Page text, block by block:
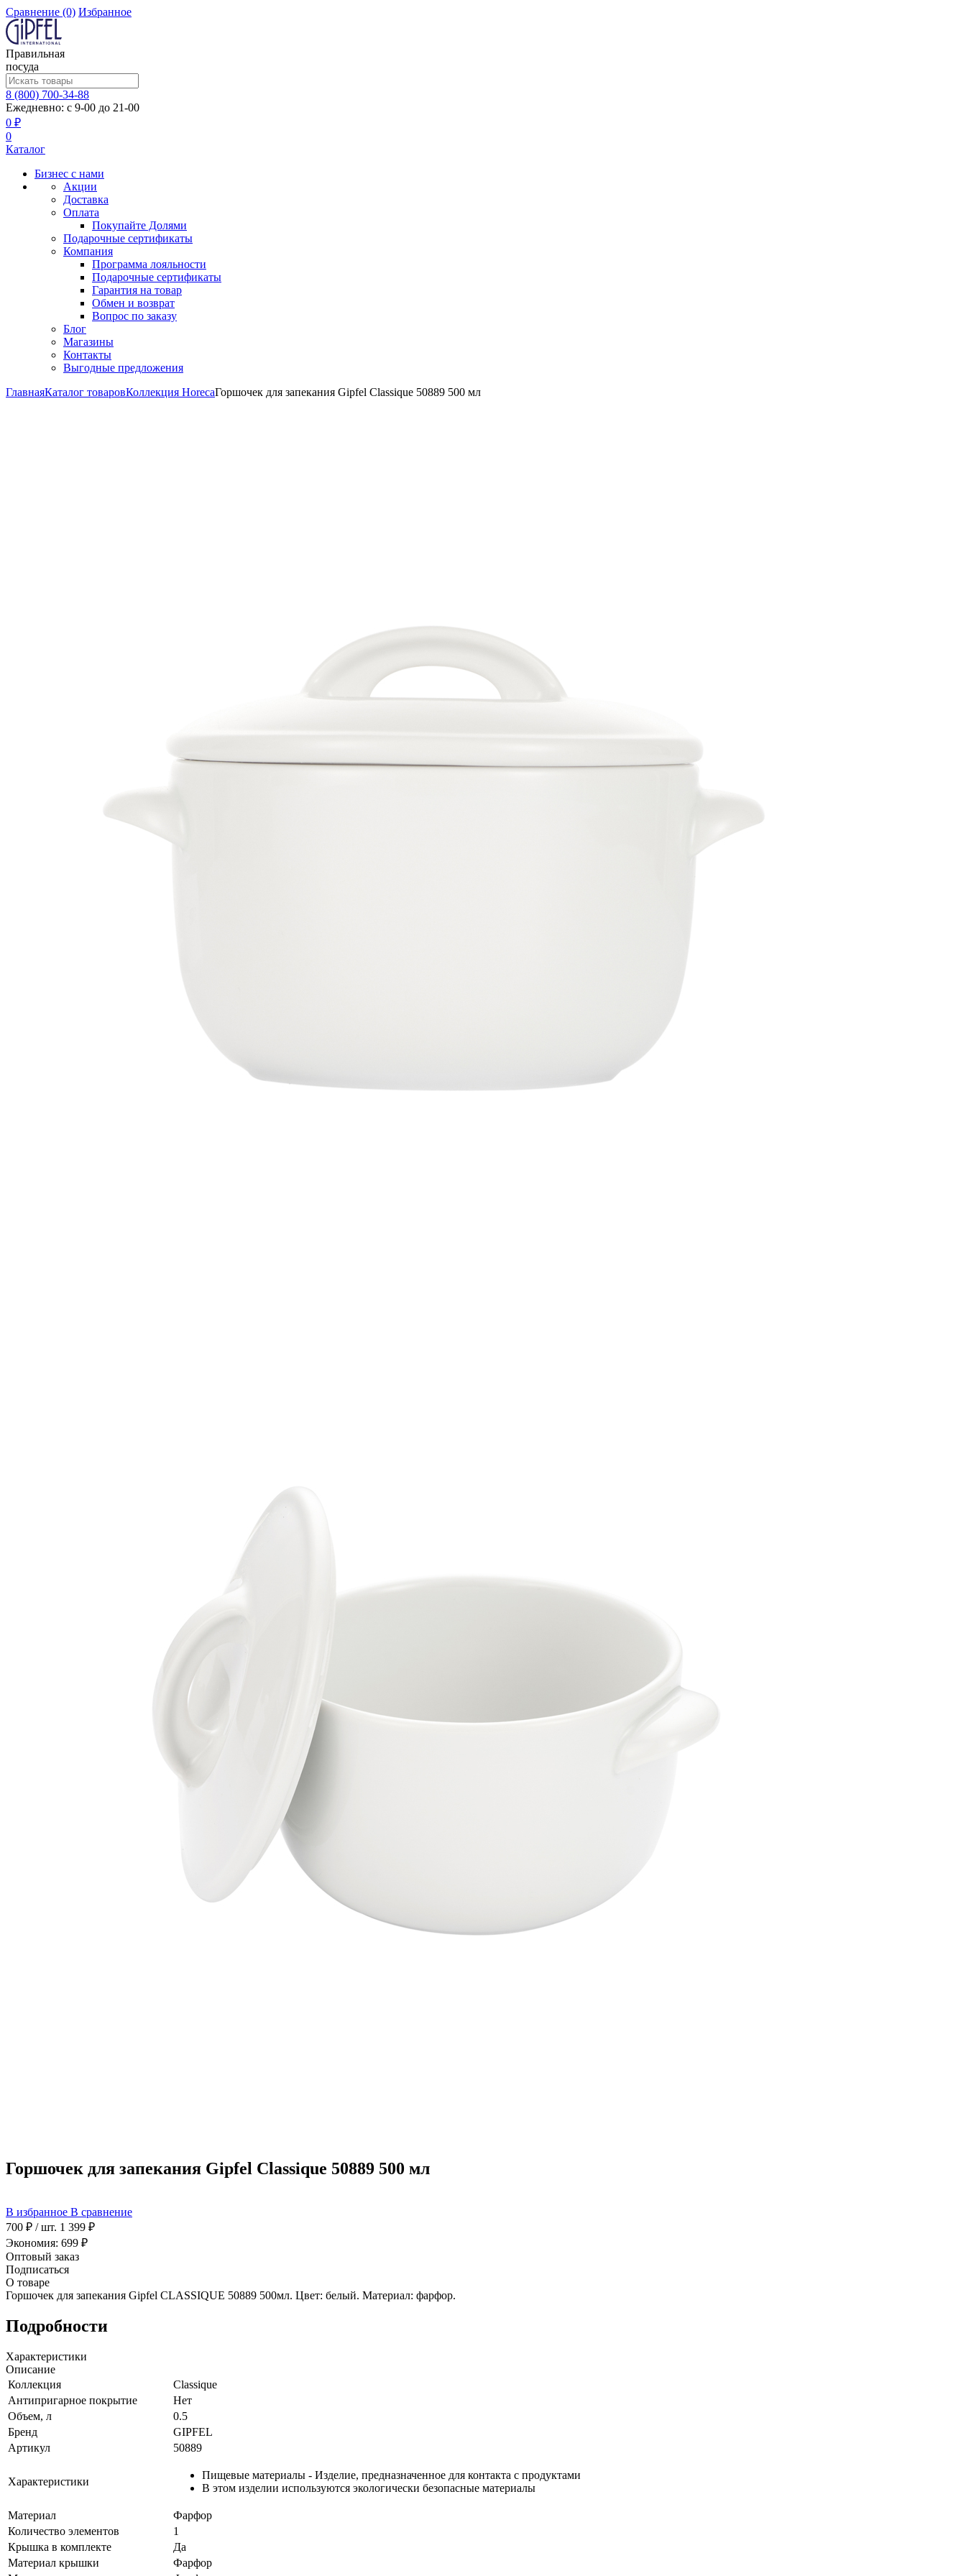
Сравнение (0) Избранное
Правильная
посуда
8 (800) 700-34-88
Ежедневно: с 9-00 до 21-00
0 ₽
0
Каталог
Бизнес с нами
Акции
Доставка
Оплата
Покупайте Долями
Подарочные сертификаты
Компания
Программа лояльности
Подарочные сертификаты
Гарантия на товар
Обмен и возврат
Вопрос по заказу
Блог
Магазины
Контакты
Выгодные предложения
ГлавнаяКаталог товаровКоллекция HorecaГоршочек для запекания Gipfel Classique 50889 500 мл
Горшочек для запекания Gipfel Classique 50889 500 мл
В избранное В сравнение
700 ₽ / шт. 1 399 ₽
Экономия: 699 ₽
Оптовый заказ
Подписаться
О товаре
Горшочек для запекания Gipfel CLASSIQUE 50889 500мл. Цвет: белый. Материал: фарфор.
Подробности
Характеристики
Описание
Коллекция
Classique
Антипригарное покрытие
Нет
Объем, л
0.5
Бренд
GIPFEL
Артикул
50889
Характеристики
Пищевые материалы - Изделие, предназначенное для контакта с продуктами
В этом изделии используются экологически безопасные материалы
Материал
Фарфор
Количество элементов
1
Крышка в комплекте
Да
Материал крышки
Фарфор